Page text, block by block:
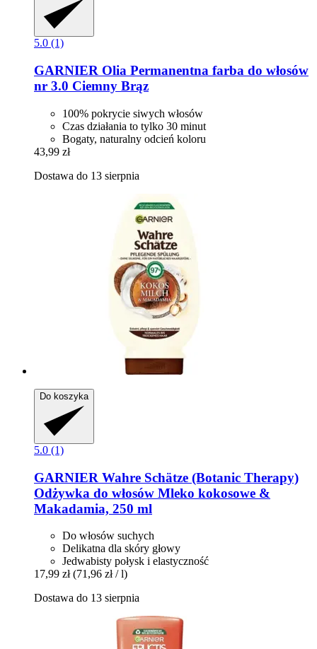
5.0 (1)
GARNIER Olia Permanentna farba do włosów
nr 3.0 Ciemny Brąz
100% pokrycie siwych włosów
Czas działania to tylko 30 minut
Bogaty, naturalny odcień koloru
43,99 zł
Dostawa do 13 sierpnia
Do koszyka
5.0 (1)
GARNIER Wahre Schätze (Botanic Therapy)
Odżywka do włosów Mleko kokosowe &
Makadamia, 250 ml
Do włosów suchych
Delikatna dla skóry głowy
Jedwabisty połysk i elastyczność
17,99 zł (71,96 zł / l)
Dostawa do 13 sierpnia